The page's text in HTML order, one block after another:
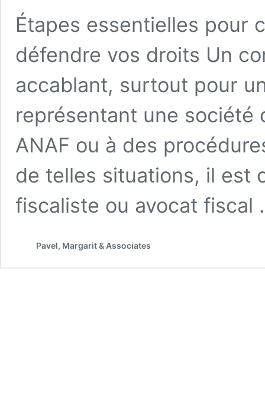
Étapes essentielles pour
défendre vos droits Un
accablant, surtout pour
représentant une société
ANAF ou à des
de telles situations, il est
fiscaliste ou avocat
Pavel, Margarit & Associates